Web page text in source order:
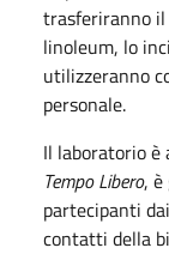
trasferiranno il
linoleum, lo
utilizzeranno
personale.
Il laboratorio è
Tempo Libero, è
partecipanti
contatti della